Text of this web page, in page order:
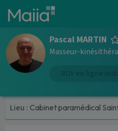
Aller au contenu principal
Pascal MARTIN
Masseur-
Lieu : Cabinet paramédical